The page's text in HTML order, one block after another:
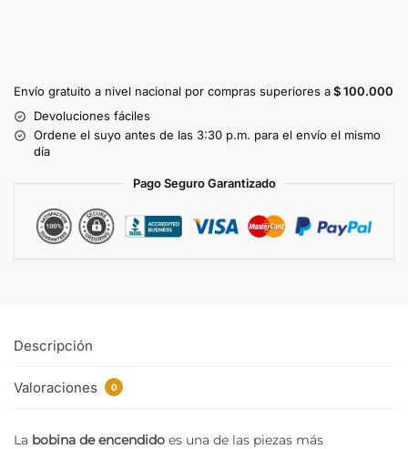
Envío gratuito a nivel nacional por compras superiores a$ 100.000
Devoluciones fáciles
Ordene el suyo antes de las 3:30 p.m. para el envío el mismo
día
Pago Seguro Garantizado
Descripción
Valoraciones 0
La bobina de encendido es una de las piezas más